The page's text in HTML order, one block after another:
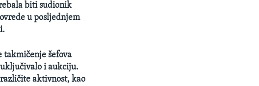
biti sudionik
u posljednjem
takmičenje šefova
i aukciju.
aktivnost, kao